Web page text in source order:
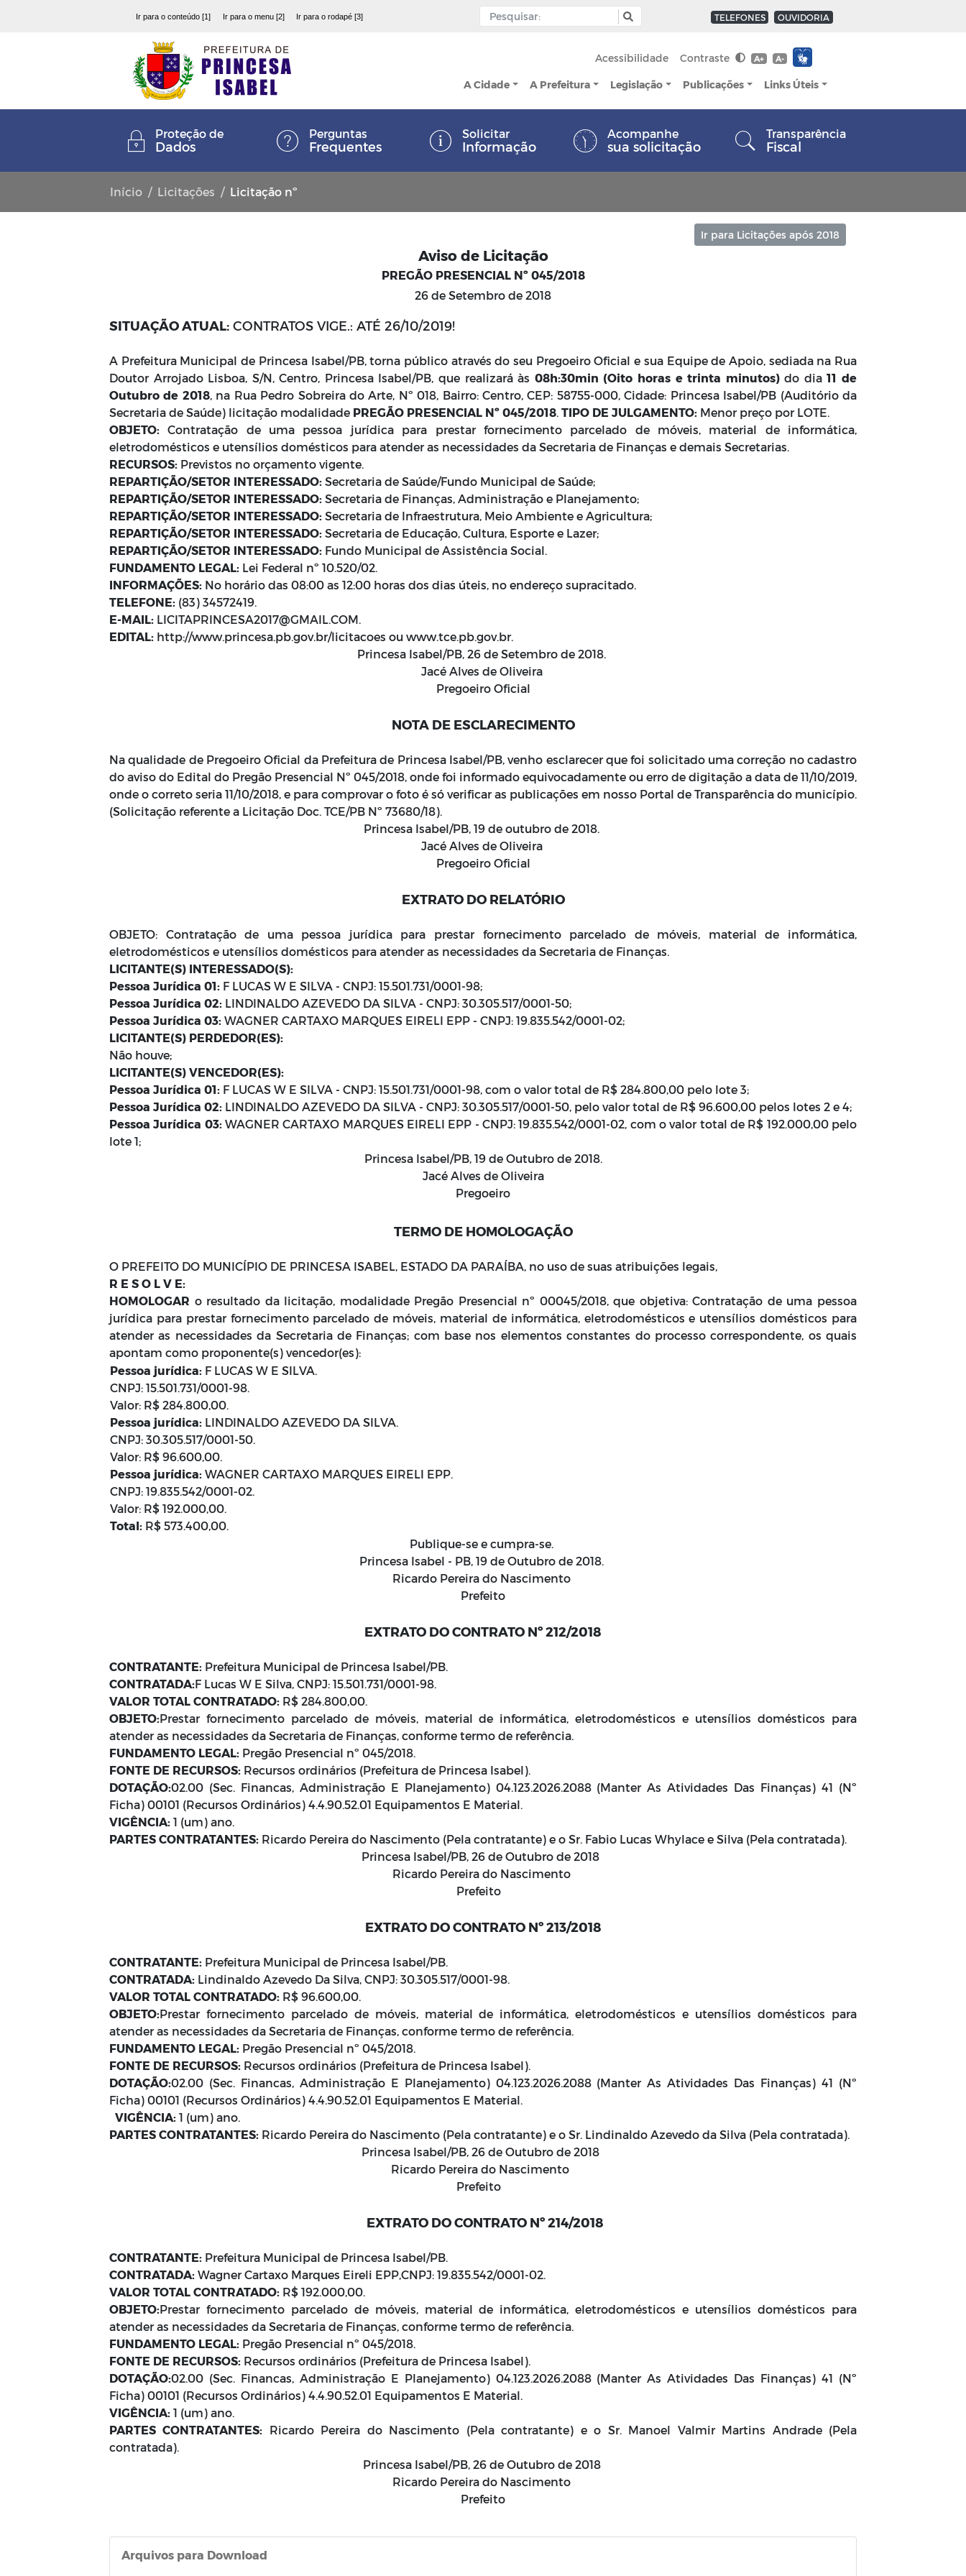
Ir para o conteúdo [1] Ir para o menu [2] Ir para o rodapé [3] TELEFONES OUVIDORIA
Acessibilidade Contraste A+ A-
A Cidade A Prefeitura Legislação Publicações Links Úteis
Proteção de
Dados
Perguntas
Frequentes
Solicitar
Informação
Acompanhe
sua solicitação
Transparência
Fiscal
Início Licitações Licitação nº
Ir para Licitações após 2018
Aviso de Licitação
PREGÃO PRESENCIAL Nº 045/2018
26 de Setembro de 2018
SITUAÇÃO ATUAL: CONTRATOS VIGE.: ATÉ 26/10/2019!
A Prefeitura Municipal de Princesa Isabel/PB, torna público através do seu Pregoeiro Oficial e sua Equipe de Apoio, sediada na Rua
Doutor Arrojado Lisboa, S/N, Centro, Princesa Isabel/PB, que realizará às 08h:30min (Oito horas e trinta minutos)do dia11 de
Outubro de 2018, na Rua Pedro Sobreira do Arte, Nº 018, Bairro: Centro, CEP: 58755-000, Cidade: Princesa Isabel/PB (Auditório da
Secretaria de Saúde) licitação modalidade PREGÃO PRESENCIAL Nº 045/2018. TIPO DE JULGAMENTO: Menor preço por LOTE.
OBJETO: Contratação de uma pessoa jurídica para prestar fornecimento parcelado de móveis, material de informática,
eletrodomésticos e utensílios domésticos para atender as necessidades da Secretaria de Finanças e demais Secretarias.
RECURSOS: Previstos no orçamento vigente.
REPARTIÇÃO/SETOR INTERESSADO: Secretaria de Saúde/Fundo Municipal de Saúde;
REPARTIÇÃO/SETOR INTERESSADO: Secretaria de Finanças, Administração e Planejamento;
REPARTIÇÃO/SETOR INTERESSADO: Secretaria de Infraestrutura, Meio Ambiente e Agricultura;
REPARTIÇÃO/SETOR INTERESSADO: Secretaria de Educação, Cultura, Esporte e Lazer;
REPARTIÇÃO/SETOR INTERESSADO: Fundo Municipal de Assistência Social.
FUNDAMENTO LEGAL: Lei Federal nº 10.520/02.
INFORMAÇÕES: No horário das 08:00 as 12:00 horas dos dias úteis, no endereço supracitado.
TELEFONE: (83) 34572419.
E-MAIL: LICITAPRINCESA2017@GMAIL.COM.
EDITAL: http://www.princesa.pb.gov.br/licitacoes ou www.tce.pb.gov.br.
Princesa Isabel/PB, 26 de Setembro de 2018.
Jacé Alves de Oliveira
Pregoeiro Oficial
NOTA DE ESCLARECIMENTO
Na qualidade de Pregoeiro Oficial da Prefeitura de Princesa Isabel/PB, venho esclarecer que foi solicitado uma correção no cadastro
do aviso do Edital do Pregão Presencial Nº 045/2018, onde foi informado equivocadamente ou erro de digitação a data de 11/10/2019,
onde o correto seria 11/10/2018, e para comprovar o foto é só verificar as publicações em nosso Portal de Transparência do município.
(Solicitação referente a Licitação Doc. TCE/PB Nº 73680/18).
Princesa Isabel/PB, 19 de outubro de 2018.
Jacé Alves de Oliveira
Pregoeiro Oficial
EXTRATO DO RELATÓRIO
OBJETO: Contratação de uma pessoa jurídica para prestar fornecimento parcelado de móveis, material de informática,
eletrodomésticos e utensílios domésticos para atender as necessidades da Secretaria de Finanças.
LICITANTE(S) INTERESSADO(S):
Pessoa Jurídica 01: F LUCAS W E SILVA - CNPJ: 15.501.731/0001-98;
Pessoa Jurídica 02: LINDINALDO AZEVEDO DA SILVA - CNPJ: 30.305.517/0001-50;
Pessoa Jurídica 03: WAGNER CARTAXO MARQUES EIRELI EPP - CNPJ: 19.835.542/0001-02;
LICITANTE(S) PERDEDOR(ES):
Não houve;
LICITANTE(S) VENCEDOR(ES):
Pessoa Jurídica 01: F LUCAS W E SILVA - CNPJ: 15.501.731/0001-98, com o valor total de R$ 284.800,00 pelo lote 3;
Pessoa Jurídica 02: LINDINALDO AZEVEDO DA SILVA - CNPJ: 30.305.517/0001-50, pelo valor total de R$ 96.600,00 pelos lotes 2 e 4;
Pessoa Jurídica 03:WAGNER CARTAXO MARQUES EIRELI EPP - CNPJ: 19.835.542/0001-02, com o valor total de R$ 192.000,00 pelo
lote 1;
Princesa Isabel/PB, 19 de Outubro de 2018.
Jacé Alves de Oliveira
Pregoeiro
TERMO DE HOMOLOGAÇÃO
O PREFEITO DO MUNICÍPIO DE PRINCESA ISABEL, ESTADO DA PARAÍBA, no uso de suas atribuições legais,
R E S O L V E:
HOMOLOGAR o resultado da licitação, modalidade Pregão Presencial nº 00045/2018, que objetiva: Contratação de uma pessoa
jurídica para prestar fornecimento parcelado de móveis, material de informática, eletrodomésticos e utensílios domésticos para
atender as necessidades da Secretaria de Finanças; com base nos elementos constantes do processo correspondente, os quais
apontam como proponente(s) vencedor(es):
Pessoa jurídica: F LUCAS W E SILVA.
CNPJ: 15.501.731/0001-98.
Valor: R$ 284.800,00.
Pessoa jurídica: LINDINALDO AZEVEDO DA SILVA.
CNPJ: 30.305.517/0001-50.
Valor: R$ 96.600,00.
Pessoa jurídica: WAGNER CARTAXO MARQUES EIRELI EPP.
CNPJ: 19.835.542/0001-02.
Valor: R$ 192.000,00.
Total: R$ 573.400,00.
Publique-se e cumpra-se.
Princesa Isabel - PB, 19 de Outubro de 2018.
Ricardo Pereira do Nascimento
Prefeito
EXTRATO DO CONTRATO Nº 212/2018
CONTRATANTE: Prefeitura Municipal de Princesa Isabel/PB.
CONTRATADA:F Lucas W E Silva, CNPJ: 15.501.731/0001-98.
VALOR TOTAL CONTRATADO: R$ 284.800,00.
OBJETO:Prestar fornecimento parcelado de móveis, material de informática, eletrodomésticos e utensílios domésticos para
atender as necessidades da Secretaria de Finanças, conforme termo de referência.
FUNDAMENTO LEGAL: Pregão Presencial nº 045/2018.
FONTE DE RECURSOS: Recursos ordinários (Prefeitura de Princesa Isabel).
DOTAÇÃO:02.00 (Sec. Financas, Administração E Planejamento) 04.123.2026.2088 (Manter As Atividades Das Finanças) 41 (Nº
Ficha) 00101 (Recursos Ordinários) 4.4.90.52.01 Equipamentos E Material.
VIGÊNCIA: 1 (um) ano.
PARTES CONTRATANTES: Ricardo Pereira do Nascimento (Pela contratante) e o Sr. Fabio Lucas Whylace e Silva (Pela contratada).
Princesa Isabel/PB, 26 de Outubro de 2018
Ricardo Pereira do Nascimento
Prefeito
EXTRATO DO CONTRATO Nº 213/2018
CONTRATANTE: Prefeitura Municipal de Princesa Isabel/PB.
CONTRATADA: Lindinaldo Azevedo Da Silva, CNPJ: 30.305.517/0001-98.
VALOR TOTAL CONTRATADO: R$ 96.600,00.
OBJETO:Prestar fornecimento parcelado de móveis, material de informática, eletrodomésticos e utensílios domésticos para
atender as necessidades da Secretaria de Finanças, conforme termo de referência.
FUNDAMENTO LEGAL: Pregão Presencial nº 045/2018.
FONTE DE RECURSOS: Recursos ordinários (Prefeitura de Princesa Isabel).
DOTAÇÃO:02.00 (Sec. Financas, Administração E Planejamento) 04.123.2026.2088 (Manter As Atividades Das Finanças) 41 (Nº
Ficha) 00101 (Recursos Ordinários) 4.4.90.52.01 Equipamentos E Material.
VIGÊNCIA: 1 (um) ano.
PARTES CONTRATANTES: Ricardo Pereira do Nascimento (Pela contratante) e o Sr. Lindinaldo Azevedo da Silva (Pela contratada).
Princesa Isabel/PB, 26 de Outubro de 2018
Ricardo Pereira do Nascimento
Prefeito
EXTRATO DO CONTRATO Nº 214/2018
CONTRATANTE: Prefeitura Municipal de Princesa Isabel/PB.
CONTRATADA: Wagner Cartaxo Marques Eireli EPP,CNPJ: 19.835.542/0001-02.
VALOR TOTAL CONTRATADO: R$ 192.000,00.
OBJETO:Prestar fornecimento parcelado de móveis, material de informática, eletrodomésticos e utensílios domésticos para
atender as necessidades da Secretaria de Finanças, conforme termo de referência.
FUNDAMENTO LEGAL: Pregão Presencial nº 045/2018.
FONTE DE RECURSOS: Recursos ordinários (Prefeitura de Princesa Isabel).
DOTAÇÃO:02.00 (Sec. Financas, Administração E Planejamento) 04.123.2026.2088 (Manter As Atividades Das Finanças) 41 (Nº
Ficha) 00101 (Recursos Ordinários) 4.4.90.52.01 Equipamentos E Material.
VIGÊNCIA: 1 (um) ano.
PARTES CONTRATANTES: Ricardo Pereira do Nascimento (Pela contratante) e o Sr. Manoel Valmir Martins Andrade (Pela
contratada).
Princesa Isabel/PB, 26 de Outubro de 2018
Ricardo Pereira do Nascimento
Prefeito
Arquivos para Download